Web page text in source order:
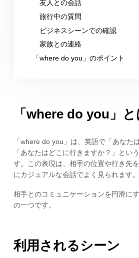
友人との会話
旅行中の質問
ビジネスシーンでの確認
家族との連絡
「where do you」のポイント
「where do you」と
「where do you」は、英語で「あなた
「あなたはどこに行きますか？」とい
す。この表現は、相手の位置や行き先
にカジュアルな会話でよく見られます。
相手とのコミュニケーションを円滑に
の一つです。
利用されるシーン